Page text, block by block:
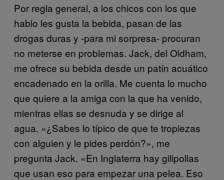
Por regla general, a los chicos con los que
hablo les gusta la bebida, pasan de las
drogas duras y -para mi sorpresa- procuran
no meterse en problemas. Jack, del Oldham,
me ofrece su bebida desde un patín acuático
encadenado en la orilla. Me cuenta lo mucho
que quiere a la amiga con la que ha venido,
mientras ellas se desnuda y se dirige al
agua. «¿Sabes lo típico de que te tropiezas
con alguien y le pides perdón?», me
pregunta Jack. «En Inglaterra hay gilipollas
que usan eso para empezar una pelea. Eso